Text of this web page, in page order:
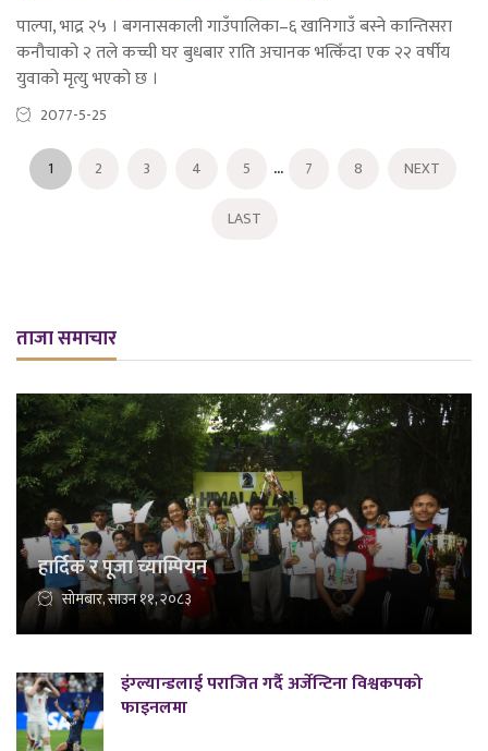
पाल्पा, भाद्र २५ । बगनासकाली गाउँपालिका–६ खानिगाउँ बस्ने कान्तिसरा
कनौचाको २ तले कच्ची घर बुधबार राति अचानक भत्किँदा एक २२ वर्षीय
युवाको मृत्यु भएको छ ।
2077-5-25
1 2 3 4 5 ... 7 8
NEXT
LAST
ताजा समाचार
हार्दिक र पूजा च्याम्पियन
सोमबार, साउन ११, २०८३
इंग्ल्यान्डलाई पराजित गर्दै अर्जेन्टिना विश्वकपको
फाइनलमा